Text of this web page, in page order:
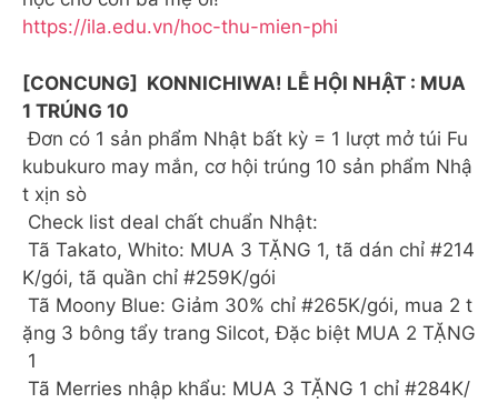
https://ila.edu.vn/hoc-thu-mien-phi
[CONCUNG] KONNICHIWA! LỄ HỘI NHẬT : MUA
1 TRÚNG 10
️ Đơn có 1 sản phẩm Nhật bất kỳ = 1 lượt mở túi Fu
kubukuro may mắn, cơ hội trúng 10 sản phẩm Nhậ
t xịn sò
Check list deal chất chuẩn Nhật:
Tã Takato, Whito: MUA 3 TẶNG 1, tã dán chỉ #214
K/gói, tã quần chỉ #259K/gói
Tã Moony Blue: Giảm 30% chỉ #265K/gói, mua 2 t
ặng 3 bông tẩy trang Silcot, Đặc biệt MUA 2 TẶNG
1
Tã Merries nhập khẩu: MUA 3 TẶNG 1 chỉ #284K/